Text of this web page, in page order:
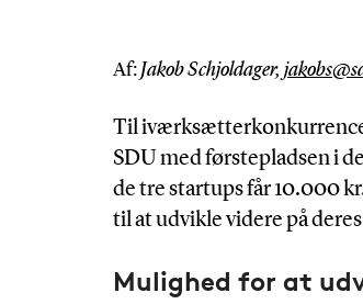
Af:Jakob Schjoldager,
Til
SDU med førstepladsen i
de tre startups får 10.000
til at udvikle videre på
Mulighed for at